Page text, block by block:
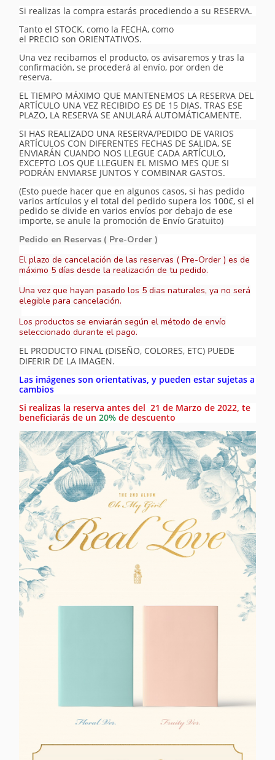
Si realizas la compra estarás procediendo a su RESERVA.
Tanto el STOCK, como la FECHA, como
el PRECIO son ORIENTATIVOS.
Una vez recibamos el producto, os avisaremos y tras la
confirmación, se procederá al envío, por orden de
reserva.
EL TIEMPO MÁXIMO QUE MANTENEMOS LA RESERVA DEL
ARTÍCULO UNA VEZ RECIBIDO ES DE 15 DIAS. TRAS ESE
PLAZO, LA RESERVA SE ANULARÁ AUTOMÁTICAMENTE.
SI HAS REALIZADO UNA RESERVA/PEDIDO DE VARIOS
ARTÍCULOS CON DIFERENTES FECHAS DE SALIDA, SE
ENVIARÁN CUANDO NOS LLEGUE CADA ARTÍCULO,
EXCEPTO LOS QUE LLEGUEN EL MISMO MES QUE SI
PODRÁN ENVIARSE JUNTOS Y COMBINAR GASTOS.
(Esto puede hacer que en algunos casos, si has pedido
varios artículos y el total del pedido supera los 100€, si el
pedido se divide en varios envíos por debajo de ese
importe, se anule la promoción de Envío Gratuito)
Pedido en Reservas ( Pre-Order )
El plazo de cancelación de las reservas ( Pre-Order ) es de
máximo 5 días desde la realización de tu pedido.
Una vez que hayan pasado los 5 dias naturales, ya no será
elegible para cancelación.
Los productos se enviarán según el método de envío
seleccionado durante el pago.
EL PRODUCTO FINAL (DISEÑO, COLORES, ETC) PUEDE
DIFERIR DE LA IMAGEN.
Las imágenes son orientativas, y pueden estar sujetas a
cambios
Si realizas la reserva antes del 21 de Marzo de 2022, te
beneficiarás de un 20% de descuento